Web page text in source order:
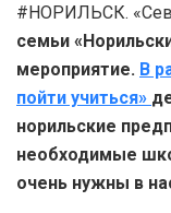
#НОРИЛЬСК.
семьи
мероприятие. В
пойти учиться»
норильские
необходимые
очень нужны в